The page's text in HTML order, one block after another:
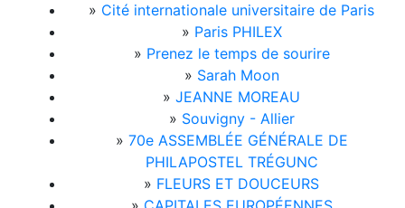
» Cité internationale universitaire de Paris
» Paris PHILEX
» Prenez le temps de sourire
» Sarah Moon
» JEANNE MOREAU
» Souvigny - Allier
» 70e ASSEMBLÉE GÉNÉRALE DE
PHILAPOSTEL TRÉGUNC
» FLEURS ET DOUCEURS